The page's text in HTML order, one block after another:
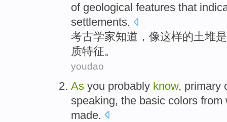
of geological features that
settlements.
考古学家知道 ， 像这样的土堆是
质特征。
youdao
As you probably know, primary
speaking, the basic colors from
made.